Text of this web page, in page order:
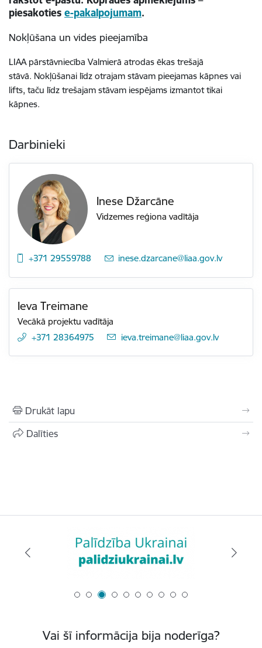
piesakoties e-pakalpojumam.
Nokļūšana un vides pieejamība
LIAA pārstāvniecība Valmierā atrodas ēkas trešajā
stāvā. Nokļūšanai līdz otrajam stāvam pieejamas kāpnes vai
lifts, taču līdz trešajam stāvam iespējams izmantot tikai
kāpnes.
Darbinieki
Inese Džarcāne
Vidzemes reģiona vadītāja
+371 29559788 E-pasts:
inese.dzarcane@liaa.gov.lv
Ieva Treimane
Vecākā projektu vadītāja
+371 28364975
E-pasts:
ieva.treimane@liaa.gov.lv
Drukāt lapu
Dalīties
Vai šī informācija bija noderīga?